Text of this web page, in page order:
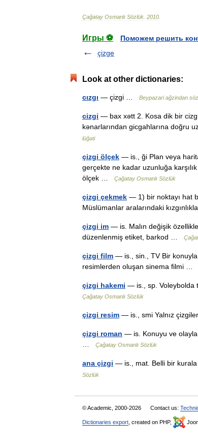
Çağatay Osmanlı Sözlük 2010
Игры ⚽
Поможем решить
çizge
Look at other dictionaries:
cızgı — çizgi … Beypazari ağzindan
cizgi — bax xətt 2. Kosa dik bir
kənarlarından gicgahlarına doğru
lüğəti
çizgi ölçek — is., ği Plan veya
gerçekte ne kadar uzunluğa
ölçek …
Çağatay Osmanlı Sözlük
çizgi çekmek — 1) bir noktayı hat
Müslümanlar aralarındaki
çizgi im — is. Malın değişik
düzenlenmiş etiket, barkod …
çizgi film — is., sin., TV Bir
resimlerden oluşan sinema filmi …
çizgi hakemi — is., sp. Voleybolda
Çağatay Osmanlı Sözlük
çizgi resim — is., smi Yalnız
çizgi roman — is. Konuyu ve
Çağatay Osmanlı Sözlük
ana çizgi — is., mat. Belli bir
Sözlük
© Academic, 2000-2026 Contact us:
Dictionaries export , created on PHP,